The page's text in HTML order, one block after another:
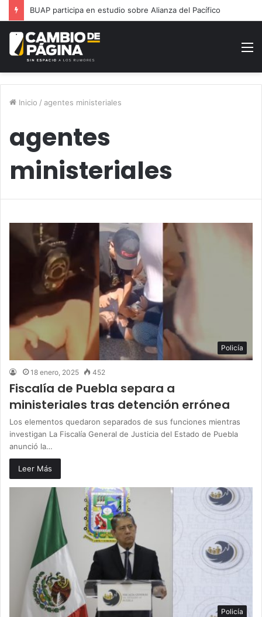
BUAP participa en estudio sobre Alianza del Pacífico
Inicio / agentes ministeriales
agentes
ministeriales
Policía
18 enero, 2025 452
Fiscalía de Puebla separa a
ministeriales tras detención errónea
Los elementos quedaron separados de sus funciones mientras
investigan La Fiscalía General de Justicia del Estado de Puebla
anunció la…
Leer Más
Policía